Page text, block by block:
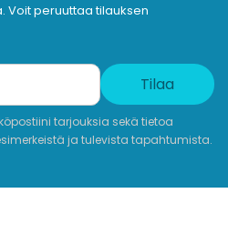
Voit peruuttaa tilauksen
Tilaa
tarjouksia sekä tietoa
ja tulevista tapahtumista.